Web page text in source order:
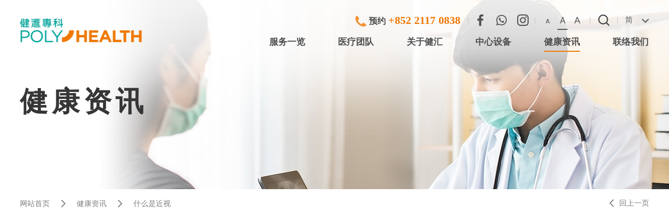
预约 +852 2117 0838 A A A 简
服务一览
入院服务
医疗团队 关于健汇
健滙专科中心 (尖沙咀星光
健滙专科中心 (将军澳)
健滙专科中心 (西湾河)
盈健综合医务中心 (元朗)
中心设备 健康资讯 联络我们
联络方法
恶劣天气安排
健康资讯
网站首页 健康资讯 什么是近视 回上一页